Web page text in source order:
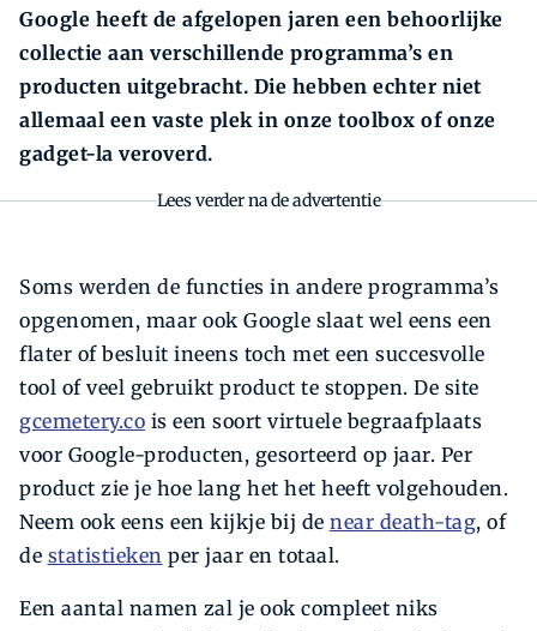
Google heeft de afgelopen jaren een behoorlijke
collectie aan verschillende programma’s en
producten uitgebracht. Die hebben echter niet
allemaal een vaste plek in onze toolbox of onze
gadget-la veroverd.
Lees verder na de advertentie
Soms werden de functies in andere programma’s
opgenomen, maar ook Google slaat wel eens een
flater of besluit ineens toch met een succesvolle
tool of veel gebruikt product te stoppen. De site
gcemetery.co is een soort virtuele begraafplaats
voor Google-producten, gesorteerd op jaar. Per
product zie je hoe lang het het heeft volgehouden.
Neem ook eens een kijkje bij de near death-tag, of
de statistieken per jaar en totaal.
Een aantal namen zal je ook compleet niks